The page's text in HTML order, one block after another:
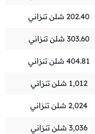
202.40 شلن تنزاني
303.60 شلن تنزاني
404.81 شلن تنزاني
1,012 شلن تنزاني
2,024 شلن تنزاني
3,036 شلن تنزاني